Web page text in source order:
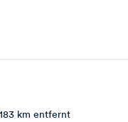
183 km entfernt